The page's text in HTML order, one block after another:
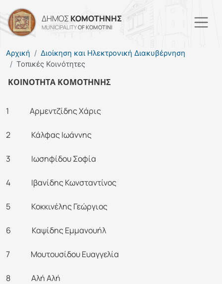
Παράκαμψη προς το
ΔΗΜΟΣΚΟΜΟΤΗΝΗΣ
MUNICIPALITYOF KOMOTINI
Αρχική
Διοίκηση και Ηλεκτρονική Διακυβέρνηση
Τοπικές Κοινότητες
ΚΟΙΝΟΤΗΤΑ ΚΟΜΟΤΗΝΗΣ
1 Αρμεντζίδης Χάρις
2 Κάλφας Ιωάννης
3 Ιωσηφίδου Σοφία
4 Ιβανίδης Κωνσταντίνος
5 Κοκκινέλης Γεώργιος
6 Καψίδης Εμμανουήλ
7 Μουτουσίδου Ευαγγελία
8 Αλή Αλή